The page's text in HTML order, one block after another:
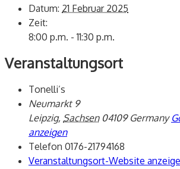
Datum: 21 Februar 2025
Zeit:
8:00 p.m. - 11:30 p.m.
Veranstaltungsort
Tonelli’s
Neumarkt 9
Leipzig, Sachsen 04109 Germany
anzeigen
Telefon 0176-21794168
Veranstaltungsort-Website